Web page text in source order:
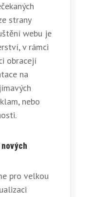
strany
webu je
v rámci
obracejí
na
nebo
pro velkou